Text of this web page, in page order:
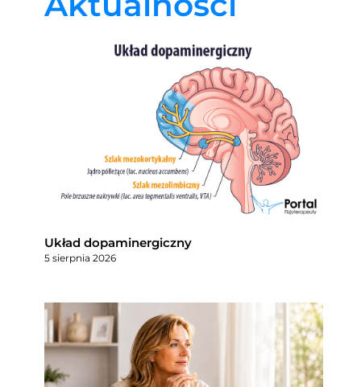
Układ dopaminergiczny
5 sierpnia 2026